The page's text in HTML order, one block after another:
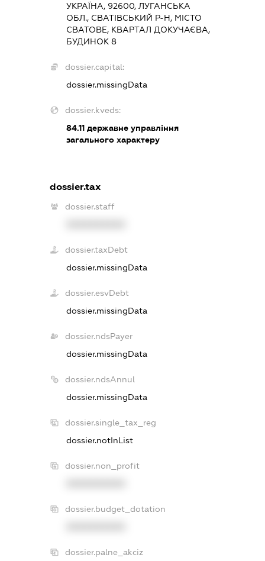
УКРАЇНА, 92600, ЛУГАНСЬКА
ОБЛ., СВАТІВСЬКИЙ Р-Н, МІСТО
СВАТОВЕ, КВАРТАЛ ДОКУЧАЄВА,
БУДИНОК 8
dossier.capital:
dossier.missingData
dossier.kveds:
84.11 державне управління
загального характеру
dossier.tax
dossier.staff
dossier.taxDebt
dossier.missingData
dossier.esvDebt
dossier.missingData
dossier.ndsPayer
dossier.missingData
dossier.ndsAnnul
dossier.missingData
dossier.single_tax_reg
dossier.notInList
dossier.non_profit
dossier.budget_dotation
dossier.palne_akciz